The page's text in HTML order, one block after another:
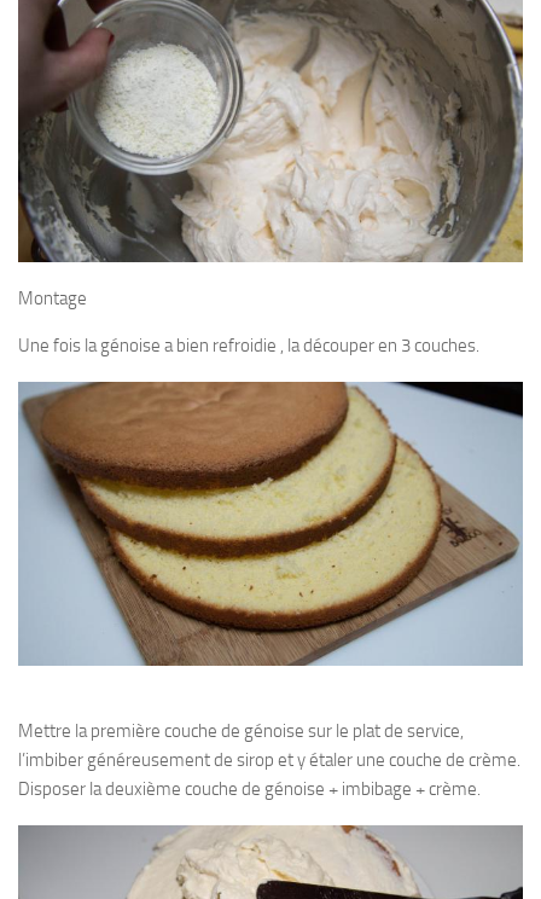
Montage
Une fois la génoise a bien refroidie , la découper en 3 couches.
Mettre la première couche de génoise sur le plat de service,
l’imbiber généreusement de sirop et y étaler une couche de crème.
Disposer la deuxième couche de génoise + imbibage + crème.